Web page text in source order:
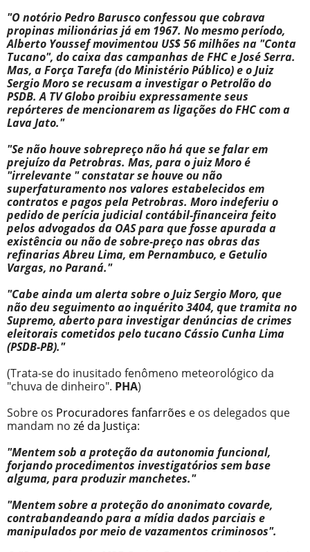
"O notório Pedro Barusco confessou que cobrava
propinas milionárias já em 1967. No mesmo período,
Alberto Youssef movimentou US$ 56 milhões na "Conta
Tucano", do caixa das campanhas de FHC e José Serra.
Mas, a Força Tarefa (do Ministério Público) e o Juiz
Sergio Moro se recusam a investigar o Petrolão do
PSDB. A TV Globo proibiu expressamente seus
repórteres de mencionarem as ligações do FHC com a
Lava Jato."
"Se não houve sobrepreço não há que se falar em
prejuízo da Petrobras. Mas, para o juiz Moro é
"irrelevante " constatar se houve ou não
superfaturamento nos valores estabelecidos em
contratos e pagos pela Petrobras. Moro indeferiu o
pedido de perícia judicial contábil-financeira feito
pelos advogados da OAS para que fosse apurada a
existência ou não de sobre-preço nas obras das
refinarias Abreu Lima, em Pernambuco, e Getulio
Vargas, no Paraná."
"Cabe ainda um alerta sobre o Juiz Sergio Moro, que
não deu seguimento ao inquérito 3404, que tramita no
Supremo, aberto para investigar denúncias de crimes
eleitorais cometidos pelo tucano Cássio Cunha Lima
(PSDB-PB)."
(Trata-se do inusitado fenômeno meteorológico da
"chuva de dinheiro". PHA)
Sobre os Procuradores fanfarrões e os delegados que
mandam no zé da Justiça:
"Mentem sob a proteção da autonomia funcional,
forjando procedimentos investigatórios sem base
alguma, para produzir manchetes."
"Mentem sobre a proteção do anonimato covarde,
contrabandeando para a mídia dados parciais e
manipulados por meio de vazamentos criminosos".